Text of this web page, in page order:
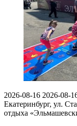
2026-08-16 2026-08-
Екатеринбург, ул.
отдыха